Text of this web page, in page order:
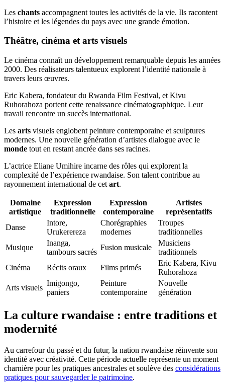
Les chants accompagnent toutes les activités de la vie. Ils racontent
l’histoire et les légendes du pays avec une grande émotion.
Théâtre, cinéma et arts visuels
Le cinéma connaît un développement remarquable depuis les années
2000. Des réalisateurs talentueux explorent l’identité nationale à
travers leurs œuvres.
Eric Kabera, fondateur du Rwanda Film Festival, et Kivu
Ruhorahoza portent cette renaissance cinématographique. Leur
travail rencontre un succès international.
Les arts visuels englobent peinture contemporaine et sculptures
modernes. Une nouvelle génération d’artistes dialogue avec le
monde tout en restant ancrée dans ses racines.
L’actrice Eliane Umihire incarne des rôles qui explorent la
complexité de l’expérience rwandaise. Son talent contribue au
rayonnement international de cet art.
Domaine
artistique
Expression
traditionnelle
Expression
contemporaine
Artistes
représentatifs
Danse
Intore,
Urukerereza
Chorégraphies
modernes
Troupes
traditionnelles
Musique
Inanga,
tambours sacrés
Fusion musicale
Musiciens
traditionnels
Cinéma
Récits oraux Films primés
Eric Kabera, Kivu
Ruhorahoza
Arts visuels
Imigongo,
paniers
Peinture
contemporaine
Nouvelle
génération
La culture rwandaise : entre traditions et
modernité
Au carrefour du passé et du futur, la nation rwandaise réinvente son
identité avec créativité. Cette période actuelle représente un moment
charnière pour les pratiques ancestrales et soulève des considérations
pratiques pour sauvegarder le patrimoine.